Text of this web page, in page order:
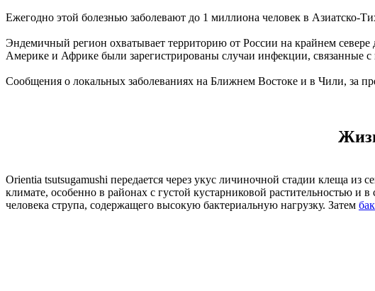
Ежегодно этой болезнью заболевают до 1 миллиона человек в Азиатско-
Эндемичный регион охватывает территорию от России на крайнем
Америке и Африке были зарегистрированы случаи инфекции, связанные
Сообщения о локальных заболеваниях на Ближнем Востоке и в Чили, за
Orientia tsutsugamushi передается через укус личиночной стадии клеща
климате, особенно в районах с густой кустарниковой растительностью и в
человека струпа, содержащего высокую бактериальную нагрузку. Затем